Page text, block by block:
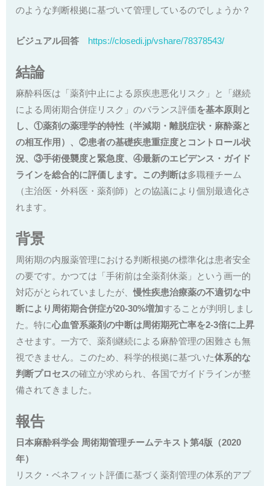
のような判断根拠に基づいて管理しているのでしょうか？
ビジュアル回答 https://closedi.jp/vshare/78378543/
結論
麻酔科医は「薬剤中止による原疾患悪化リスク」と「継続
による周術期合併症リスク」のバランス評価を基本原則と
し、①薬剤の薬理学的特性（半減期・離脱症状・麻酔薬と
の相互作用）、②患者の基礎疾患重症度とコントロール状
況、③手術侵襲度と緊急度、④最新のエビデンス・ガイド
ラインを総合的に評価します。この判断は多職種チーム
（主治医・外科医・薬剤師）との協議により個別最適化さ
れます。
背景
周術期の内服薬管理における判断根拠の標準化は患者安全
の要です。かつては「手術前は全薬剤休薬」という画一的
対応がとられていましたが、慢性疾患治療薬の不適切な中
断により周術期合併症が20-30%増加することが判明しまし
た。特に心血管系薬剤の中断は周術期死亡率を2-3倍に上昇
させます。一方で、薬剤継続による麻酔管理の困難さも無
視できません。このため、科学的根拠に基づいた体系的な
判断プロセスの確立が求められ、各国でガイドラインが整
備されてきました。
報告
日本麻酔科学会 周術期管理チームテキスト第4版（2020
年）
リスク・ベネフィット評価に基づく薬剤管理の体系的アプ